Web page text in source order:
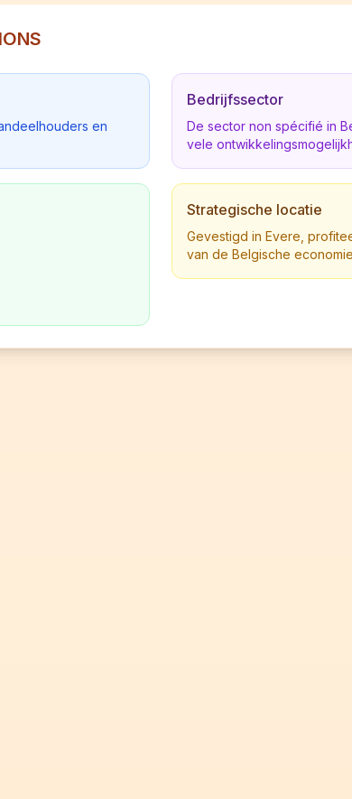
en
Bedrijfssector
De sector non spécifié in
vele
Strategische locatie
Gevestigd in Evere,
van de Belgische